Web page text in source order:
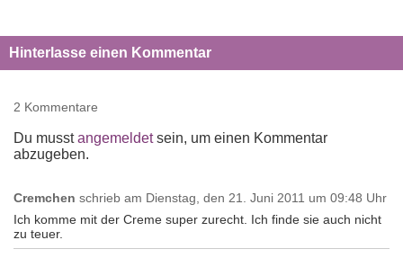
Hinterlasse einen Kommentar
2 Kommentare
Du musstangemeldetsein, um einen Kommentar
abzugeben.
Cremchen schrieb am Dienstag, den 21. Juni 2011 um 09:48 Uhr
Ich komme mit der Creme super zurecht. Ich finde sie auch nicht
zu teuer.